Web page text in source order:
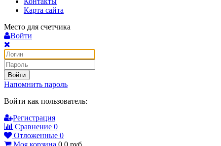
Карта сайта
Место для счетчика
Войти
Войти
Напомнить пароль
Войти как пользователь:
Регистрация
Сравнение 0
Отложенные 0